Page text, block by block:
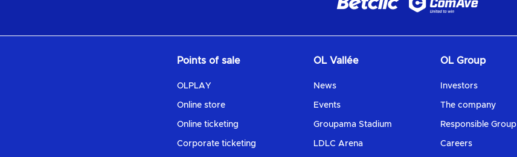
Points of sale
OLPLAY
Online store
Online ticketing
Corporate ticketing
OL Vallée
News
Events
Groupama Stadium
LDLC Arena
OL Group
Investors
The company
Responsible Group
Careers